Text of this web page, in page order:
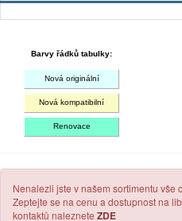
Barvy řádků tabulky:
Nová originální
Nová kompatibilní
Renovace
Nenalezli jste v našem sortimentu vše
Zeptejte se na cenu a dostupnost na
kontaktů naleznete ZDE